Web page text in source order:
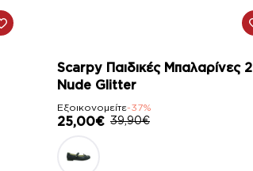
-37%
Scarpy Παιδικές Μπαλαρίνες 2
Nude Glitter
Εξοικονομείτε-37%
25,00€ 39,90€